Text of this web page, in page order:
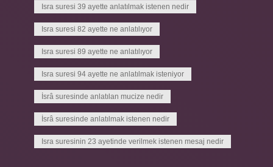
Isra suresi 39 ayette anlatılmak istenen nedir
Isra suresi 82 ayette ne anlatılıyor
Isra suresi 89 ayette ne anlatılıyor
Isra suresi 94 ayette ne anlatılmak isteniyor
İsrâ suresinde anlatılan mucize nedir
İsrâ suresinde anlatılmak istenen nedir
Isra suresinin 23 ayetinde verilmek istenen mesaj nedir